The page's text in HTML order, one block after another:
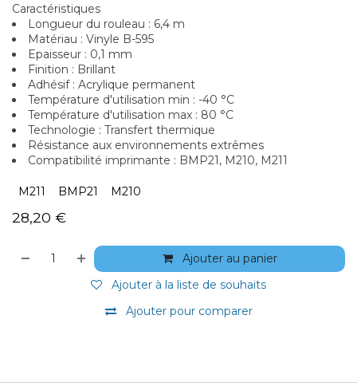
Caractéristiques
Longueur du rouleau : 6,4 m
Matériau : Vinyle B-595
Epaisseur : 0,1 mm
Finition : Brillant
Adhésif : Acrylique permanent
Température d'utilisation min : -40 °C
Température d'utilisation max : 80 °C
Technologie : Transfert thermique
Résistance aux environnements extrêmes
Compatibilité imprimante : BMP21, M210, M211
M211 BMP21 M210
28,20 €
Ajouter au panier
Ajouter pour comparer
Ajouter à la liste de souhaits